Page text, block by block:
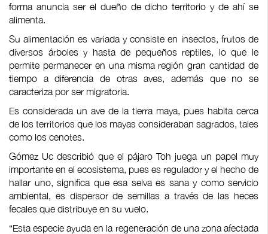
forma anuncia ser el dueño de dicho territorio y de ahí se
alimenta.
Su alimentación es variada y consiste en insectos, frutos de
diversos árboles y hasta de pequeños reptiles, lo que le
permite permanecer en una misma región gran cantidad de
tiempo a diferencia de otras aves, además que no se
caracteriza por ser migratoria.
Es considerada un ave de la tierra maya, pues habita cerca
de los territorios que los mayas consideraban sagrados, tales
como los cenotes.
Gómez Uc describió que el pájaro Toh juega un papel muy
importante en el ecosistema, pues es regulador y el hecho de
hallar uno, significa que esa selva es sana y como servicio
ambiental, es dispersor de semillas a través de las heces
fecales que distribuye en su vuelo.
“Esta especie ayuda en la regeneración de una zona afectada